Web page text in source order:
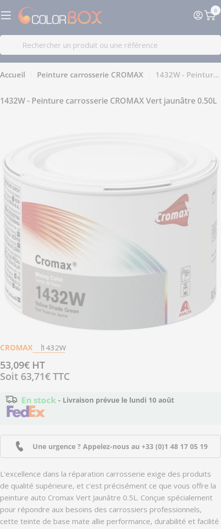
Passer
au
Recherche
0
Accueil Peinture carrosserie CROMAX 1432W - Peinture carrosserie CROMAX Vert jaunâtre 0.50L
1432W - Peinture carrosserie CROMAX Vert jaunâtre 0.50L
sur
produit
le média 0 en mode modal
CROMAX 1432W
Prix
53,09€ HT
Soit 63,71€TTC
En stock - Livraison prévue le lundi 10 août
Une urgence ? Appelez-nous au +33 (0)1 48 17 05 19
L'excellence dans la réparation carrosserie exige des produits
de qualité supérieure, et c'est précisément ce que vous offre la
peinture auto Cromax Vert Jaunâtre 0.5L. Conçue spécialement
pour répondre aux besoins des carrossiers professionnels,
cette teinte de base mate allie performance, durabilité et facilité